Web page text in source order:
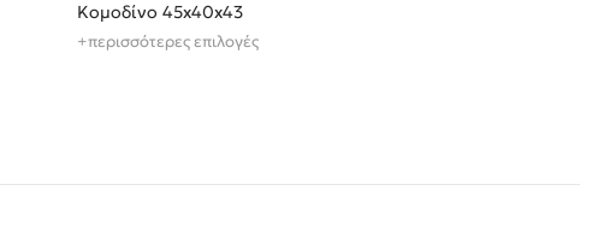
Κομοδίνο 45x40x43
+περισσότερες επιλογές